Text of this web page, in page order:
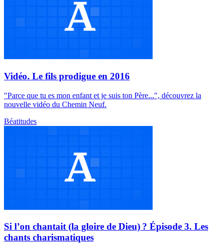
Vidéo. Le fils prodigue en 2016
"Parce que tu es mon enfant et je suis ton Père...", découvrez la
nouvelle vidéo du Chemin Neuf.
Béatitudes
Si l’on chantait (la gloire de Dieu) ? Épisode 3. Les
chants charismatiques